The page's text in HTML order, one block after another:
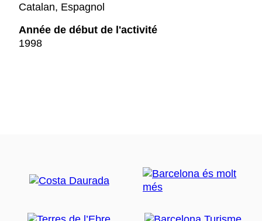
Catalan, Espagnol
Année de début de l'activité
1998